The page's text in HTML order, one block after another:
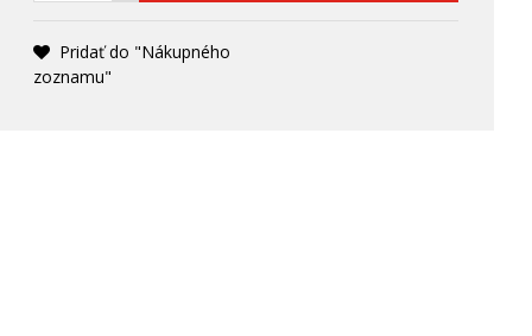
Pridať do "Nákupného
zoznamu"